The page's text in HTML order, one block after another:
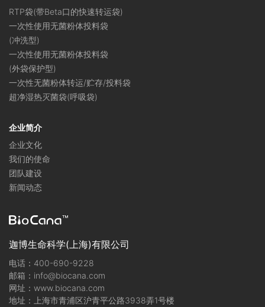
RTP袋(带Beta口的快速转运袋)
一次性使用无菌粉体投料袋
(冲洗型)
一次性使用无菌粉体投料袋
(外袋保护型)
一次性无菌粉体转运/贮存/投料袋
超净湿热灭菌袋(呼吸袋)
企业简介
企业文化
我们的使命
团队建设
新闻动态
迦博生命科学(上海)有限公司
电话：400-690-9228
邮箱：info@biocana.com
网址：www.biocana.com
地址：上海市青浦区沪青平公路3938弄1号楼